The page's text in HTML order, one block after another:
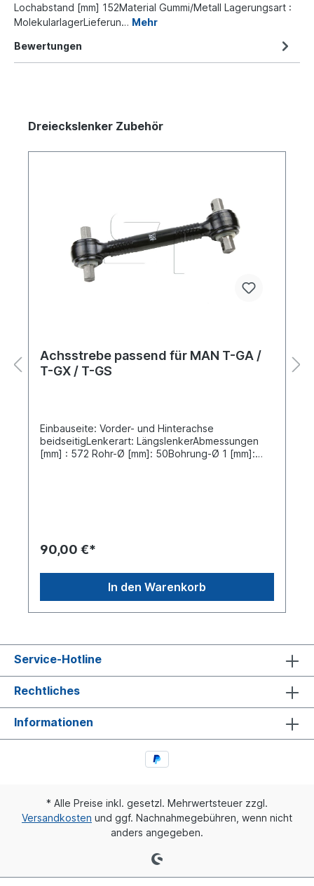
Lochabstand [mm] 152Material Gummi/Metall Lagerungsart :
MolekularlagerLieferun… Mehr
Bewertungen
Dreieckslenker Zubehör
Achsstrebe passend für MAN T-GA /
T-GX / T-GS
Einbauseite: Vorder- und Hinterachse
beidseitigLenkerart: LängslenkerAbmessungen
[mm] : 572 Rohr-Ø [mm]: 50Bohrung-Ø 1 [mm]:
Lemförder: 37818 01weitere Informationen, siehe
ein baugleiches Produkt!
90,00 €*
In den Warenkorb
Service-Hotline
Rechtliches
Informationen
* Alle Preise inkl. gesetzl. Mehrwertsteuer zzgl.
Versandkosten und ggf. Nachnahmegebühren, wenn nicht
anders angegeben.